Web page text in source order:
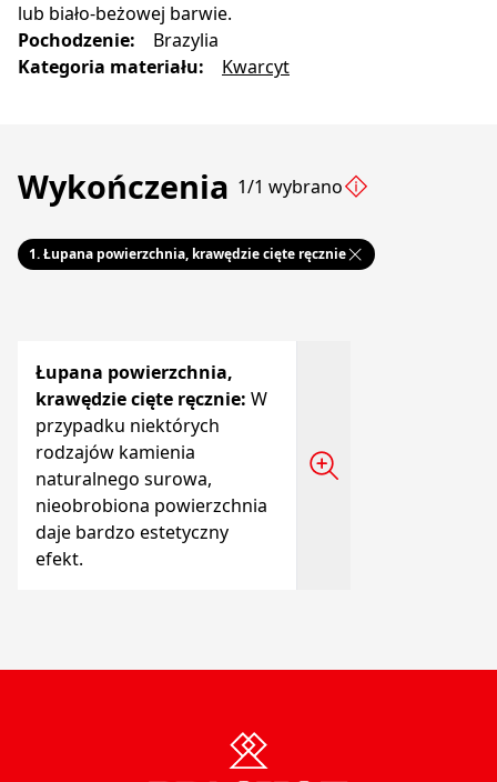
lub biało-beżowej barwie.
Pochodzenie:
Brazylia
Kategoria materiału: Kwarcyt
Wykończenia 1/1 wybrano
1.Łupana powierzchnia, krawędzie cięte ręcznie
Łupana powierzchnia,
krawędzie cięte ręcznie: W
przypadku niektórych
rodzajów kamienia
naturalnego surowa,
nieobrobiona powierzchnia
daje bardzo estetyczny
efekt.